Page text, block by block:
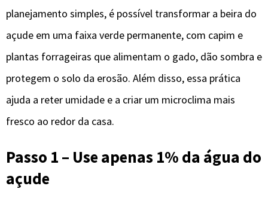
planejamento simples, é possível transformar a beira do
açude em uma faixa verde permanente, com capim e
plantas forrageiras que alimentam o gado, dão sombra e
protegem o solo da erosão. Além disso, essa prática
ajuda a reter umidade e a criar um microclima mais
fresco ao redor da casa.
Passo 1 – Use apenas 1% da água do
açude